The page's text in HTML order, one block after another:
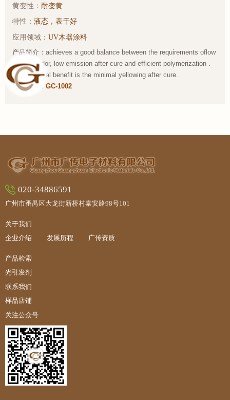
黄变性：耐变黄
特性：液态，表干好
应用领域：UV木器涂料
产品简介：achieves a good balance between the requirements oflow
residual odor, low emission after cure and efficient polymerization .
An additional benefit is the minimal yellowing after cure.
样品链接：GC-1002
关于我们
企业介绍 发展历程 广传资质
产品检索
光引发剂
联系我们
样品店铺
关注公众号
020-34886591
广州市番禺区大龙街新桥村泰安路98号101